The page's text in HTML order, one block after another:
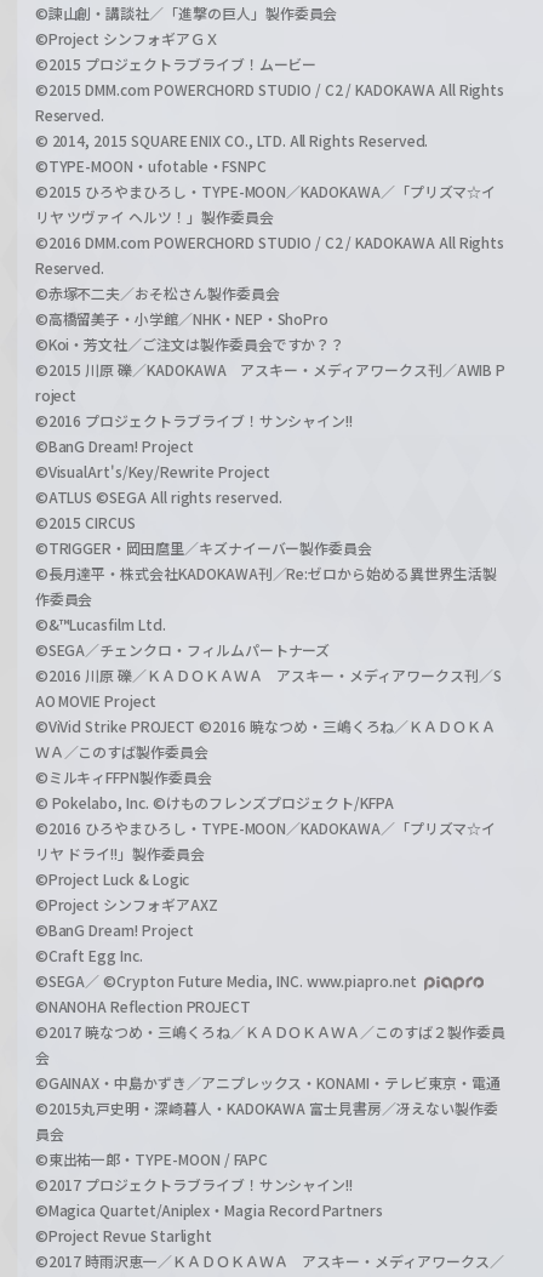
©諫山創・講談社／「進撃の巨人」製作委員会
©Project シンフォギアＧＸ
©2015 プロジェクトラブライブ！ムービー
©2015 DMM.com POWERCHORD STUDIO / C2 / KADOKAWA All Rights
Reserved.
© 2014, 2015 SQUARE ENIX CO., LTD. All Rights Reserved.
©TYPE-MOON・ufotable・FSNPC
©2015 ひろやまひろし・TYPE-MOON／KADOKAWA／「プリズマ☆イ
リヤ ツヴァイ ヘルツ！」製作委員会
©2016 DMM.com POWERCHORD STUDIO / C2 / KADOKAWA All Rights
Reserved.
©赤塚不二夫／おそ松さん製作委員会
©高橋留美子・小学館／NHK・NEP・ShoPro
©Koi・芳文社／ご注文は製作委員会ですか？？
©2015 川原 礫／KADOKAWA アスキー・メディアワークス刊／AWIB P
roject
©2016 プロジェクトラブライブ！サンシャイン!!
©BanG Dream! Project
©VisualArt's/Key/Rewrite Project
©ATLUS ©SEGA All rights reserved.
©2015 CIRCUS
©TRIGGER・岡田麿里／キズナイーバー製作委員会
©長月達平・株式会社KADOKAWA刊／Re:ゼロから始める異世界生活製
作委員会
©&™Lucasfilm Ltd.
©SEGA／チェンクロ・フィルムパートナーズ
©2016 川原 礫／ＫＡＤＯＫＡＷＡ アスキー・メディアワークス刊／S
AO MOVIE Project
©ViVid Strike PROJECT ©2016 暁なつめ・三嶋くろね／ＫＡＤＯＫＡ
ＷＡ／このすば製作委員会
©ミルキィFFPN製作委員会
© Pokelabo, Inc. ©けものフレンズプロジェクト/KFPA
©2016 ひろやまひろし・TYPE-MOON／KADOKAWA／「プリズマ☆イ
リヤ ドライ!!」製作委員会
©Project Luck & Logic
©Project シンフォギアAXZ
©BanG Dream! Project
©Craft Egg Inc.
©SEGA／ ©Crypton Future Media, INC. www.piapro.net
©NANOHA Reflection PROJECT
©2017 暁なつめ・三嶋くろね／ＫＡＤＯＫＡＷＡ／このすば２製作委員
会
©GAINAX・中島かずき／アニプレックス・KONAMI・テレビ東京・電通
©2015丸戸史明・深崎暮人・KADOKAWA 富士見書房／冴えない製作委
員会
©東出祐一郎・TYPE-MOON / FAPC
©2017 プロジェクトラブライブ！サンシャイン!!
©Magica Quartet/Aniplex・Magia Record Partners
©Project Revue Starlight
©2017 時雨沢恵一／ＫＡＤＯＫＡＷＡ アスキー・メディアワークス／